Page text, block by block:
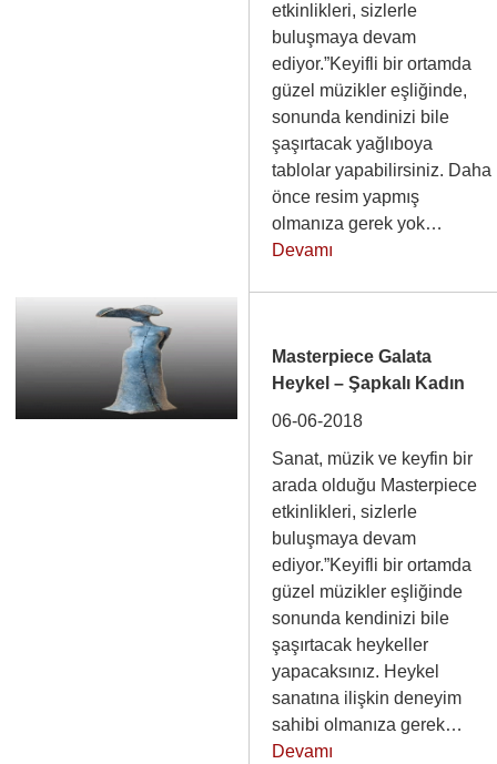
etkinlikleri, sizlerle
buluşmaya devam
ediyor.”Keyifli bir ortamda
güzel müzikler eşliğinde,
sonunda kendinizi bile
şaşırtacak yağlıboya
tablolar yapabilirsiniz. Daha
önce resim yapmış
olmanıza gerek yok…
Devamı
Masterpiece Galata
Heykel – Şapkalı Kadın
06-06-2018
Sanat, müzik ve keyfin bir
arada olduğu Masterpiece
etkinlikleri, sizlerle
buluşmaya devam
ediyor.”Keyifli bir ortamda
güzel müzikler eşliğinde
sonunda kendinizi bile
şaşırtacak heykeller
yapacaksınız. Heykel
sanatına ilişkin deneyim
sahibi olmanıza gerek…
Devamı